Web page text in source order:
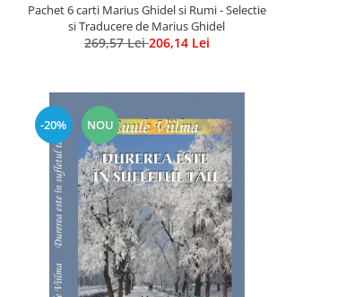
Pachet 6 carti Marius Ghidel si Rumi - Selectie
si Traducere de Marius Ghidel
269,57 Lei206,14 Lei
-20% NOU